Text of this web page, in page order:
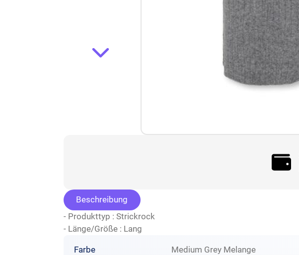
Beschreibung
- Produkttyp : Strickrock
- Länge/Größe : Lang
Farbe Medium Grey Melange